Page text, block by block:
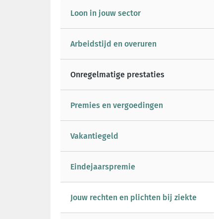
Loon in jouw sector
Arbeidstijd en overuren
Onregelmatige prestaties
Premies en vergoedingen
Vakantiegeld
Eindejaarspremie
Jouw rechten en plichten bij ziekte